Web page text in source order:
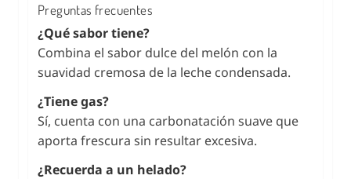
Preguntas frecuentes
¿Qué sabor tiene?
Combina el sabor dulce del melón con la
suavidad cremosa de la leche condensada.
¿Tiene gas?
Sí, cuenta con una carbonatación suave que
aporta frescura sin resultar excesiva.
¿Recuerda a un helado?